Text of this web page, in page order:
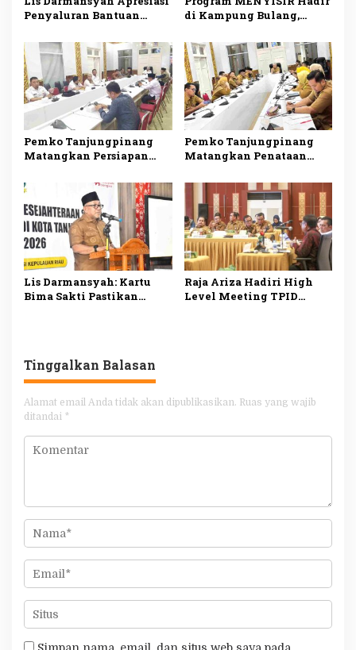
Penyaluran Bantuan
Semangat Berbagi dan
Gotong Royong
di Kampung Bulang,
Kesehatan dan
Pembinaan Keluarga
Pemko Tanjungpinang
Matangkan Persiapan
Digelar Serentak di Empat
Masjid
Pemko Tanjungpinang
Matangkan Penataan
Organisasi Berjalan
Lancar
Lis Darmansyah: Kartu
Bima Sakti Pastikan
Raja Ariza Hadiri High
Level Meeting TPID
Tinggalkan Balasan
Alamat email Anda tidak akan dipublikasikan. Ruas yang wajib
ditandai *
Simpan nama, email, dan situs web saya pada